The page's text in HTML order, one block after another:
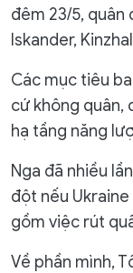
đêm 23/5, quân
Iskander,
Các mục tiêu
cứ không quân,
hạ tầng năng
Nga đã nhiều
đột nếu
gồm việc rút
Về phần mình,